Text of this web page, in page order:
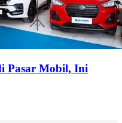
Pasar Mobil, Ini